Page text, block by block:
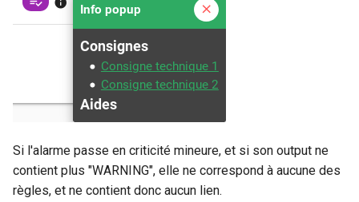
Si l'alarme passe en criticité mineure, et si son output ne
contient plus "WARNING", elle ne correspond à aucune des
règles, et ne contient donc aucun lien.